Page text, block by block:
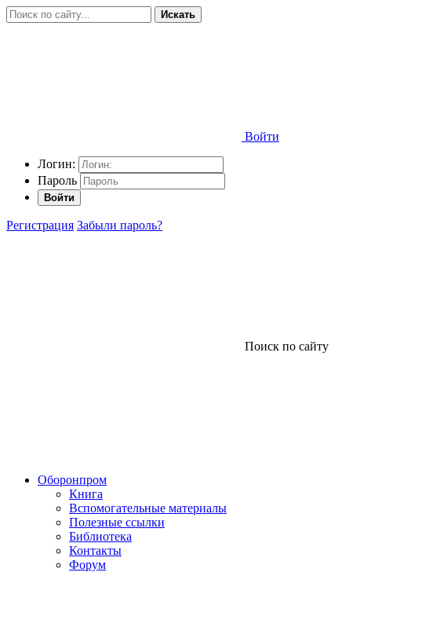
Искать
Войти
Логин:
Пароль
Войти
Регистрация Забыли пароль?
Поиск по сайту
Оборонпром
Книга
Вспомогательные материалы
Полезные ссылки
Библиотека
Контакты
Форум